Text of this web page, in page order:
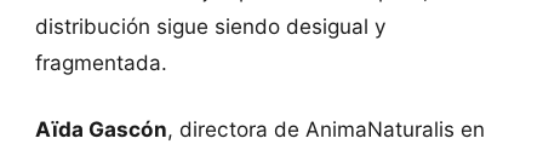
distribución sigue siendo desigual y
fragmentada.
Aïda Gascón, directora de AnimaNaturalis en